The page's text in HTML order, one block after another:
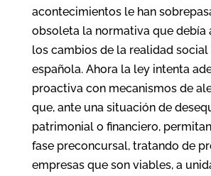
acontecimientos le han
obsoleta la normativa que debía
los cambios de la realidad
española. Ahora la ley intenta
proactiva con mecanismos de
que, ante una situación de
patrimonial o financiero,
fase preconcursal, tratando de
empresas que son viables, a